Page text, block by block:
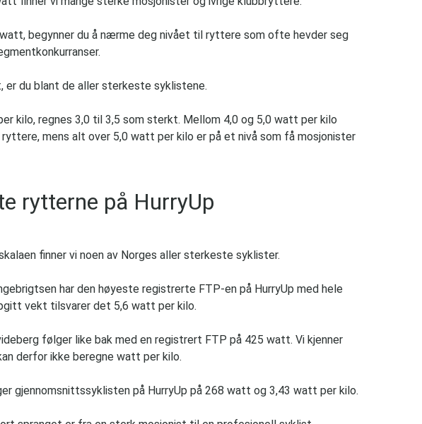
begynner du å nærme deg nivået til ryttere som ofte hevder seg
er du blant de aller sterkeste syklistene.
kilo, regnes 3,0 til 3,5 som sterkt. Mellom 4,0 og 5,0 watt per kilo
mens alt over 5,0 watt per kilo er på et nivå som få mosjonister
rytterne på HurryUp
finner vi noen av Norges aller sterkeste syklister.
har den høyeste registrerte FTP-en på HurryUp med hele
vekt tilsvarer det 5,6 watt per kilo.
følger like bak med en registrert FTP på 425 watt. Vi kjenner
derfor ikke beregne watt per kilo.
gjennomsnittssyklisten på HurryUp på 268 watt og 3,43 watt per kilo.